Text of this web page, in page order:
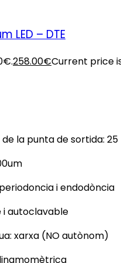
LED – DTE
258.00€Current price
la punta de sortida: 25
i endodòncia
i autoclavable
xarxa (NO autònom)